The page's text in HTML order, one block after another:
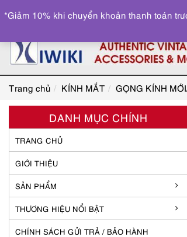
Trang chủ KÍNH MẮT GỌNG KÍNH
DANH MỤC CHÍNH
TRANG CHỦ
GIỚI THIỆU
SẢN PHẨM
THƯƠNG HIỆU NỔI BẬT
CHÍNH SÁCH GỬI TRẢ / BẢO HÀNH
*Giảm 10% khi chuyển khoản thanh toán